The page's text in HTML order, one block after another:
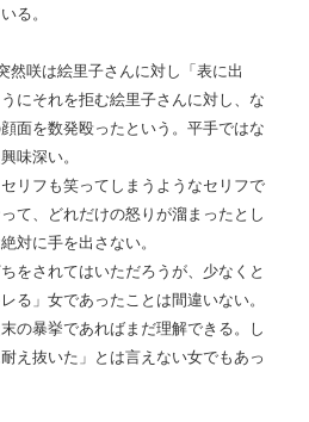
る。
然咲は絵里子さんに対し「表に出
にそれを拒む絵里子さんに対し、な
面を数発殴ったという。平手ではな
味深い。
リフも笑ってしまうようなセリフで
て、どれだけの怒りが溜まったとし
対に手を出さない。
をされてはいただろうが、少なくと
る」女であったことは間違いない。
の暴挙であればまだ理解できる。し
え抜いた」とは言えない女でもあっ